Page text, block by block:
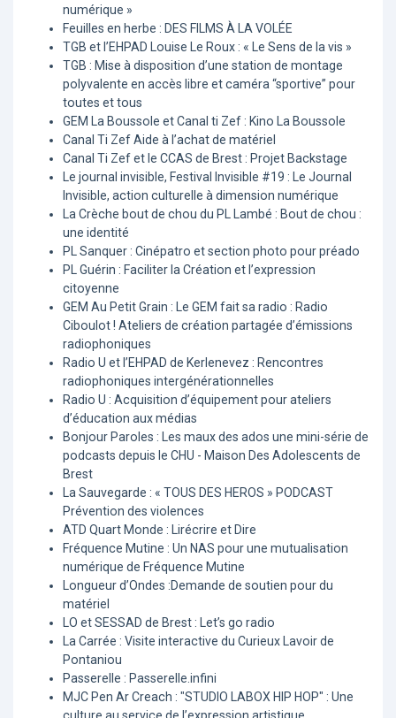
numérique »
Feuilles en herbe : DES FILMS À LA VOLÉE
TGB et l’EHPAD Louise Le Roux : « Le Sens de la vis »
TGB : Mise à disposition d’une station de montage
polyvalente en accès libre et caméra “sportive” pour
toutes et tous
GEM La Boussole et Canal ti Zef : Kino La Boussole
Canal Ti Zef Aide à l’achat de matériel
Canal Ti Zef et le CCAS de Brest : Projet Backstage
Le journal invisible, Festival Invisible #19 : Le Journal
Invisible, action culturelle à dimension numérique
La Crèche bout de chou du PL Lambé : Bout de chou :
une identité
PL Sanquer : Cinépatro et section photo pour préado
PL Guérin : Faciliter la Création et l’expression
citoyenne
GEM Au Petit Grain : Le GEM fait sa radio : Radio
Ciboulot ! Ateliers de création partagée d’émissions
radiophoniques
Radio U et l’EHPAD de Kerlenevez : Rencontres
radiophoniques intergénérationnelles
Radio U : Acquisition d’équipement pour ateliers
d’éducation aux médias
Bonjour Paroles : Les maux des ados une mini-série de
podcasts depuis le CHU - Maison Des Adolescents de
Brest
La Sauvegarde : « TOUS DES HEROS » PODCAST
Prévention des violences
ATD Quart Monde : Lirécrire et Dire
Fréquence Mutine : Un NAS pour une mutualisation
numérique de Fréquence Mutine
Longueur d’Ondes :Demande de soutien pour du
matériel
LO et SESSAD de Brest : Let’s go radio
La Carrée : Visite interactive du Curieux Lavoir de
Pontaniou
Passerelle : Passerelle.infini
MJC Pen Ar Creach : "STUDIO LABOX HIP HOP" : Une